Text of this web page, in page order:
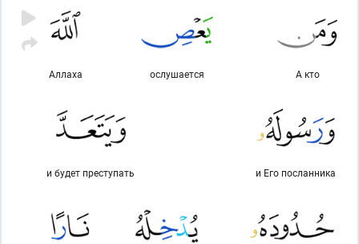
А кто
ослушается
Аллаха
и Его посланника
и будет преступать